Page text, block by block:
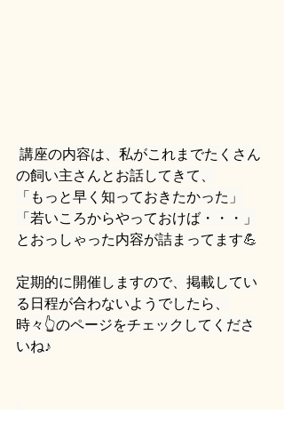
講座の内容は、私がこれまでたくさん
の飼い主さんとお話してきて、
「もっと早く知っておきたかった」
「若いころからやっておけば・・・」
とおっしゃった内容が詰まってます💪
定期的に開催しますので、掲載してい
る日程が合わないようでしたら、
時々👆のページをチェックしてくださ
いね♪